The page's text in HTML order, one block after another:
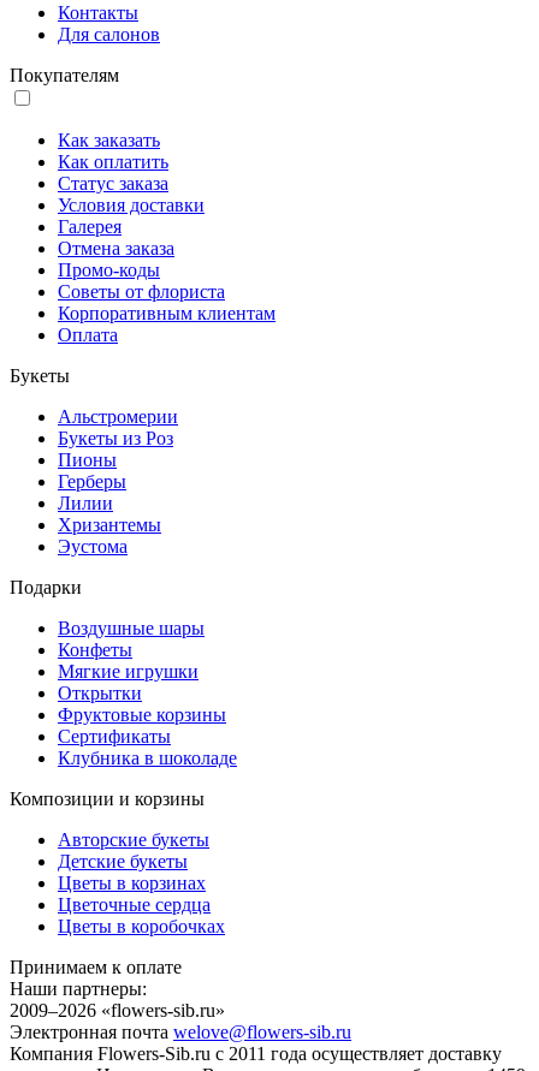
Контакты
Для салонов
Покупателям
Как заказать
Как оплатить
Статус заказа
Условия доставки
Галерея
Отмена заказа
Промо-коды
Советы от флориста
Корпоративным клиентам
Оплата
Букеты
Альстромерии
Букеты из Роз
Пионы
Герберы
Лилии
Хризантемы
Эустома
Подарки
Воздушные шары
Конфеты
Мягкие игрушки
Открытки
Фруктовые корзины
Сертификаты
Клубника в шоколаде
Композиции и корзины
Авторские букеты
Детские букеты
Цветы в корзинах
Цветочные сердца
Цветы в коробочках
Принимаем к оплате
Наши партнеры:
2009–2026 «flowers-sib.ru»
Электронная почта welove@flowers-sib.ru
Компания Flowers-Sib.ru с 2011 года осуществляет доставку